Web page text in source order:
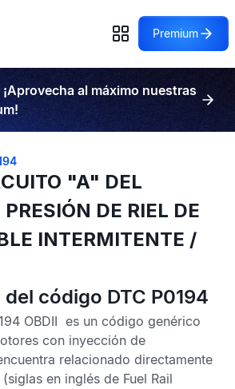
Premium
al máximo nuestras
"A" DEL
DE RIEL DE
INTERMITENTE /
código DTC P0194
OBDII es un código genérico
con inyección de
relacionado directamente
(siglas en inglés de Fuel Rail